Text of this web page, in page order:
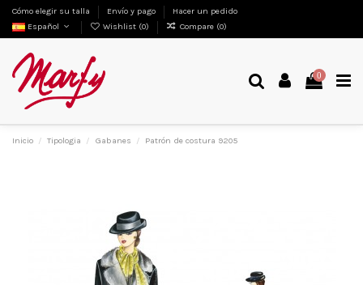
Cómo elegir su talla Envío y pago
Hacer un pedido
Español
Wishlist (0) Compare (0)
0
Inicio Tipologia Gabanes Patrón de costura 9205